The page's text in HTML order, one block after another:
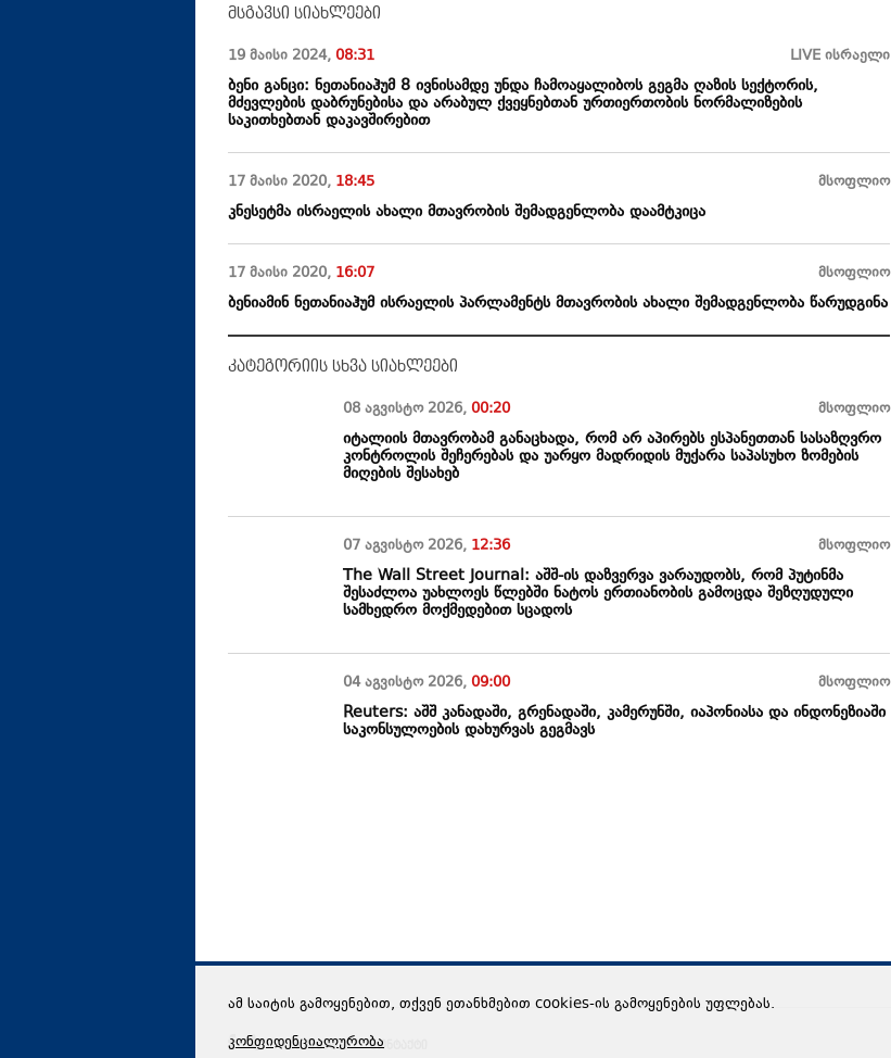
მსგავსი სიახლეები
19 მაისი 2024, 08:31 LIVE ისრაელი
ბენი განცი: ნეთანიაჰუმ 8 ივნისამდე უნდა ჩამოაყალიბოს გეგმა ღაზის სექტორის,
მძევლების დაბრუნებისა და არაბულ ქვეყნებთან ურთიერთობის ნორმალიზების
საკითხებთან დაკავშირებით
17 მაისი 2020, 18:45 მსოფლიო
კნესეტმა ისრაელის ახალი მთავრობის შემადგენლობა დაამტკიცა
17 მაისი 2020, 16:07 მსოფლიო
ბენიამინ ნეთანიაჰუმ ისრაელის პარლამენტს მთავრობის ახალი შემადგენლობა წარუდგინა
კატეგორიის სხვა სიახლეები
08 აგვისტო 2026,00:20 მსოფლიო
იტალიის მთავრობამ განაცხადა, რომ არ აპირებს ესპანეთთან სასაზღვრო
კონტროლის შეჩერებას და უარყო მადრიდის მუქარა საპასუხო ზომების
მიღების შესახებ
07 აგვისტო 2026, 12:36 მსოფლიო
The Wall Street Journal: აშშ-ის დაზვერვა ვარაუდობს, რომ პუტინმა
შესაძლოა უახლოეს წლებში ნატოს ერთიანობის გამოცდა შეზღუდული
სამხედრო მოქმედებით სცადოს
04 აგვისტო 2026,09:00 მსოფლიო
Reuters: აშშ კანადაში, გრენადაში, კამერუნში, იაპონიასა და ინდონეზიაში
საკონსულოების დახურვას გეგმავს
რედაქცია კონტაქტი
ამ საიტის გამოყენებით, თქვენ ეთანხმებით cookies-ის გამოყენების უფლებას.
კონფიდენციალურობა